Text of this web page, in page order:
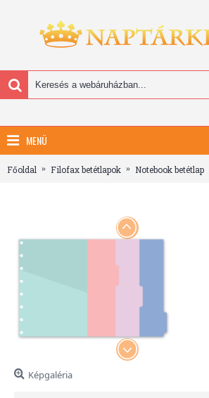
MENÜ
Főoldal Filofax betétlapok Notebook betétlap
Képgaléria